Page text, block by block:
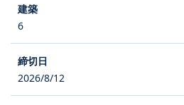
6
2026/8/12